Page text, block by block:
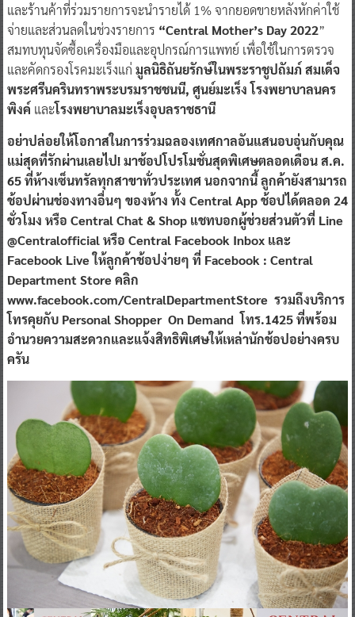
และร้านค้าที่ร่วมรายการจะนำรายได้ 1% จากยอดขายหลังหักค่าใช้
จ่ายและส่วนลดในช่วงรายการ “Central Mother’s Day 2022”
สมทบทุนจัดซื้อเครื่องมือและอุปกรณ์การแพทย์ เพื่อใช้ในการตรวจ
และคัดกรองโรคมะเร็งแก่ มูลนิธิถันยรักษ์ในพระราชูปถัมภ์ สมเด็จ
พระศรีนครินทราพระบรมราชชนนี, ศูนย์มะเร็ง โรงพยาบาลนคร
พิงค์ และโรงพยาบาลมะเร็งอุบลราชธานี
อย่าปล่อยให้โอกาสในการร่วมฉลองเทศกาลอันแสนอบอุ่นกับคุณ
แม่สุดที่รักผ่านเลยไป! มาช้อปโปรโมชั่นสุดพิเศษตลอดเดือน ส.ค.
65 ที่ห้างเซ็นทรัลทุกสาขาทั่วประเทศ นอกจากนี้ ลูกค้ายังสามารถ
ช้อปผ่านช่องทางอื่นๆ ของห้าง ทั้ง Central App ช้อปได้ตลอด 24
ชั่วโมง หรือ Central Chat & Shop แชทบอกผู้ช่วยส่วนตัวที่ Line
@Centralofficial หรือ Central Facebook Inbox และ
Facebook Live ให้ลูกค้าช้อปง่ายๆ ที่ Facebook : Central
Department Store คลิก
www.facebook.com/CentralDepartmentStore รวมถึงบริการ
โทรคุยกับ Personal Shopper On Demand โทร.1425 ที่พร้อม
อำนวยความสะดวกและแจ้งสิทธิพิเศษให้เหล่านักช้อปอย่างครบ
ครัน